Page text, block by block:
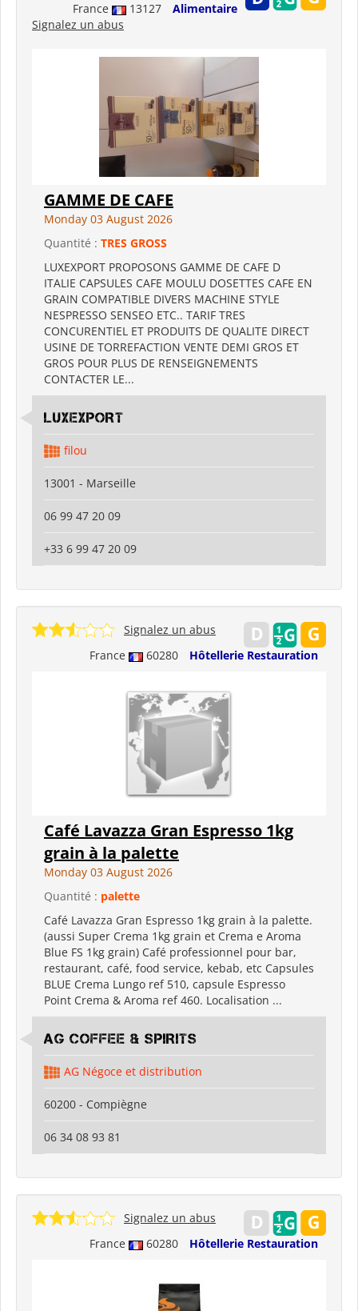
France 13127
Alimentaire
Signalez un abus
GAMME DE CAFE
Monday 03 August 2026
Quantité : TRES GROSS
LUXEXPORT PROPOSONS GAMME DE CAFE D
ITALIE CAPSULES CAFE MOULU DOSETTES CAFE EN
GRAIN COMPATIBLE DIVERS MACHINE STYLE
NESPRESSO SENSEO ETC.. TARIF TRES
CONCURENTIEL ET PRODUITS DE QUALITE DIRECT
USINE DE TORREFACTION VENTE DEMI GROS ET
GROS POUR PLUS DE RENSEIGNEMENTS
CONTACTER LE...
LUXEXPORT
filou
13001 - Marseille
06 99 47 20 09
+33 6 99 47 20 09
France 60280 Hôtellerie Restauration
Signalez un abus
Café Lavazza Gran Espresso 1kg
grain à la palette
Monday 03 August 2026
Quantité : palette
Café Lavazza Gran Espresso 1kg grain à la palette.
(aussi Super Crema 1kg grain et Crema e Aroma
Blue FS 1kg grain) Café professionnel pour bar,
restaurant, café, food service, kebab, etc Capsules
BLUE Crema Lungo ref 510, capsule Espresso
Point Crema & Aroma ref 460. Localisation ...
AG COFFEE & SPIRITS
AG Négoce et distribution
60200 - Compiègne
06 34 08 93 81
France 60280 Hôtellerie Restauration
Signalez un abus